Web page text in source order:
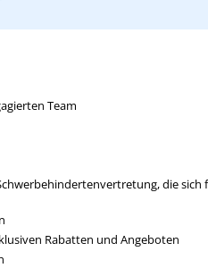
Team
die sich
Rabatten und Angeboten